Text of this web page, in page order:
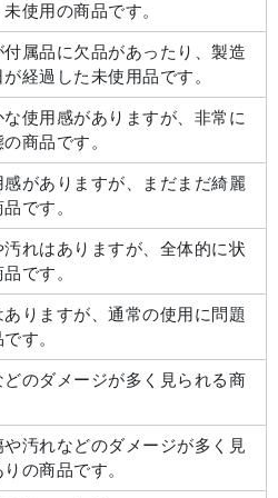
使用の商品です。
付属品に欠品があったり、製造
経過した未使用品です。
な使用感がありますが、非常に
商品です。
感がありますが、まだまだ綺麗
です。
汚れはありますが、全体的に状
です。
りますが、通常の使用に問題
す。
どのダメージが多く見られる商
汚れなどのダメージが多く見
の商品です。